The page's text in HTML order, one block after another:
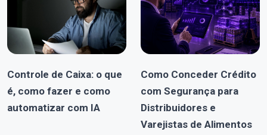
Controle de Caixa: o que
é, como fazer e como
automatizar com IA
Como Conceder Crédito
com Segurança para
Distribuidores e
Varejistas de Alimentos